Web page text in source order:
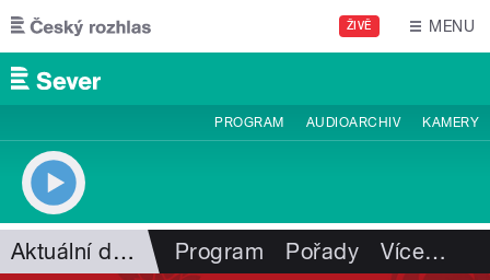
Přejít k hlavnímu obsahu
ŽIVĚ MENU
PROGRAM AUDIOARCHIV KAMERY
Aktuální dění Program Pořady Více…